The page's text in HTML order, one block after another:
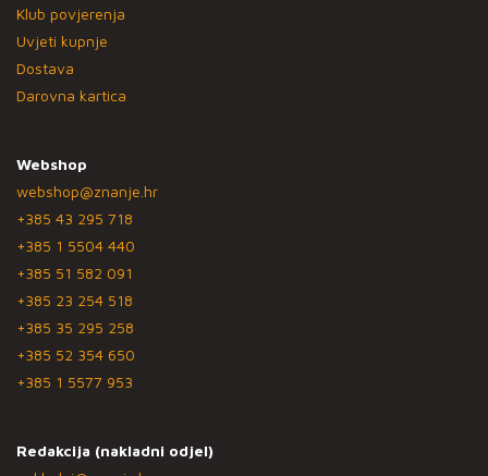
Klub povjerenja
Uvjeti kupnje
Dostava
Darovna kartica
Webshop
webshop@znanje.hr
+385 43 295 718
+385 1 5504 440
+385 51 582 091
+385 23 254 518
+385 35 295 258
+385 52 354 650
+385 1 5577 953
Redakcija (nakladni odjel)